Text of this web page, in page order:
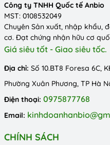
Công ty TNHH Quốc tế Anbio
MST: 0108532049
Chuyên Sản xuất, nhập khẩu,
cơ. Đạt chứng nhận hữu cơ
Giá siêu tốt - Giao siêu tốc.
Địa chỉ: Số 10.BT8 Foresa 6C,
Phường Xuân Phương, TP Hà
Điện thoại: 0975877768
Email:
CHÍNH SÁCH